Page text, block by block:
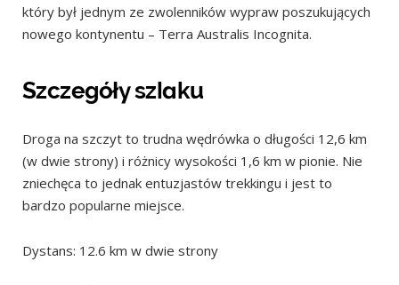
który był jednym ze zwolenników wypraw poszukujących
nowego kontynentu – Terra Australis Incognita.
Szczegóły szlaku
Droga na szczyt to trudna wędrówka o długości 12,6 km
(w dwie strony) i różnicy wysokości 1,6 km w pionie. Nie
zniechęca to jednak entuzjastów trekkingu i jest to
bardzo popularne miejsce.
Dystans: 12.6 km w dwie strony